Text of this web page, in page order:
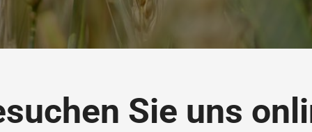
Sie uns